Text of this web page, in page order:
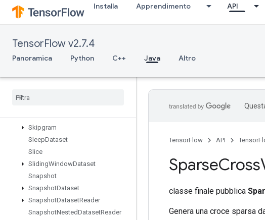
Installa Apprendimento API
TensorFlow v2.7.4
Panoramica Python C++ Java Altro
SetSize
Shape
ShardDataset
ShuffleAndRepeatDatasetV2
ShuffleDatasetV3
Skipgram
SleepDataset
Slice
SlidingWindowDataset
Snapshot
SnapshotDataset
SnapshotDatasetReader
SnapshotNestedDatasetReader
TensorFlow API
SparseCross
classe finale pubblica
Genera una croce sparsa